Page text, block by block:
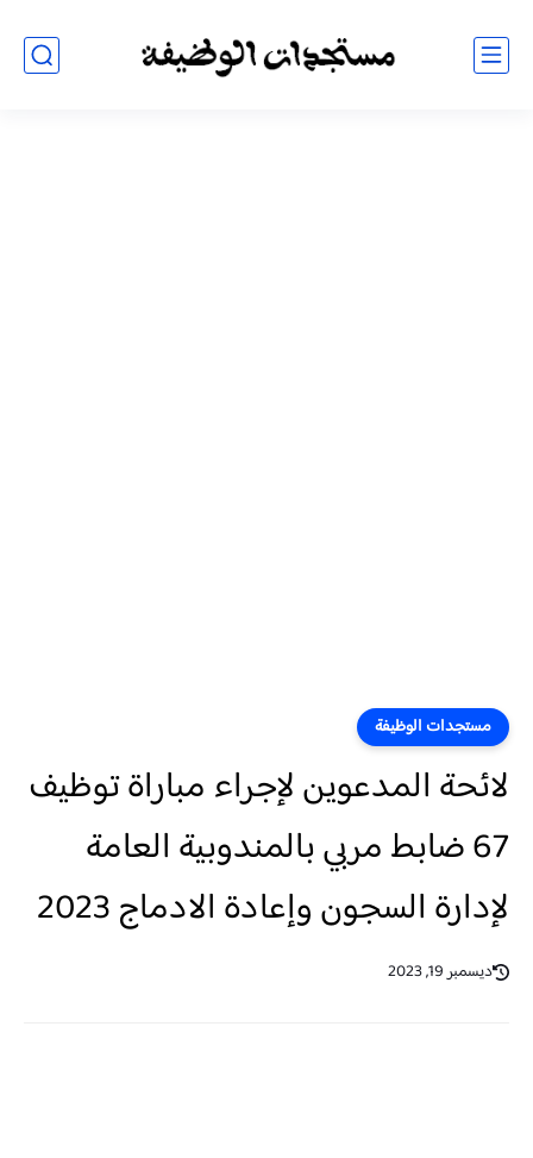
مستجدات الوظيفة
لائحة المدعوين لإجراء مباراة توظيف
67 ضابط مربي بالمندوبية العامة
لإدارة السجون وإعادة الادماج 2023
ديسمبر 19, 2023